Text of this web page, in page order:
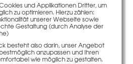
TTK-Multiklammer
von nur 2,4 kg
als Verbindungsteil
Anschlüssen für
und Applikationen Dritter, um
zu optimieren. Hierzu zählen:
unserer Webseite sowie
Gestaltung (durch Analyse der
besteht also darin, unser Angebot
anzupassen und Ihren
wie möglich zu gestalten.